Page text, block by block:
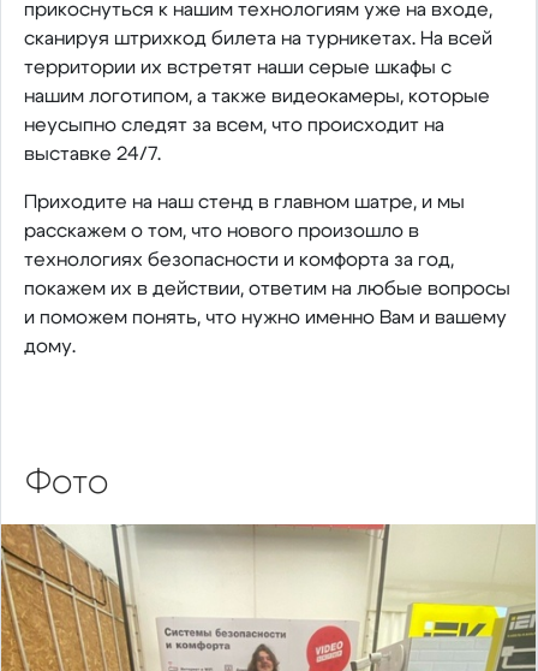
прикоснуться к нашим технологиям уже на входе,
сканируя штрихкод билета на турникетах. На всей
территории их встретят наши серые шкафы с
нашим логотипом, а также видеокамеры, которые
неусыпно следят за всем, что происходит на
выставке 24/7.
Приходите на наш стенд в главном шатре, и мы
расскажем о том, что нового произошло в
технологиях безопасности и комфорта за год,
покажем их в действии, ответим на любые вопросы
и поможем понять, что нужно именно Вам и вашему
дому.
Фото